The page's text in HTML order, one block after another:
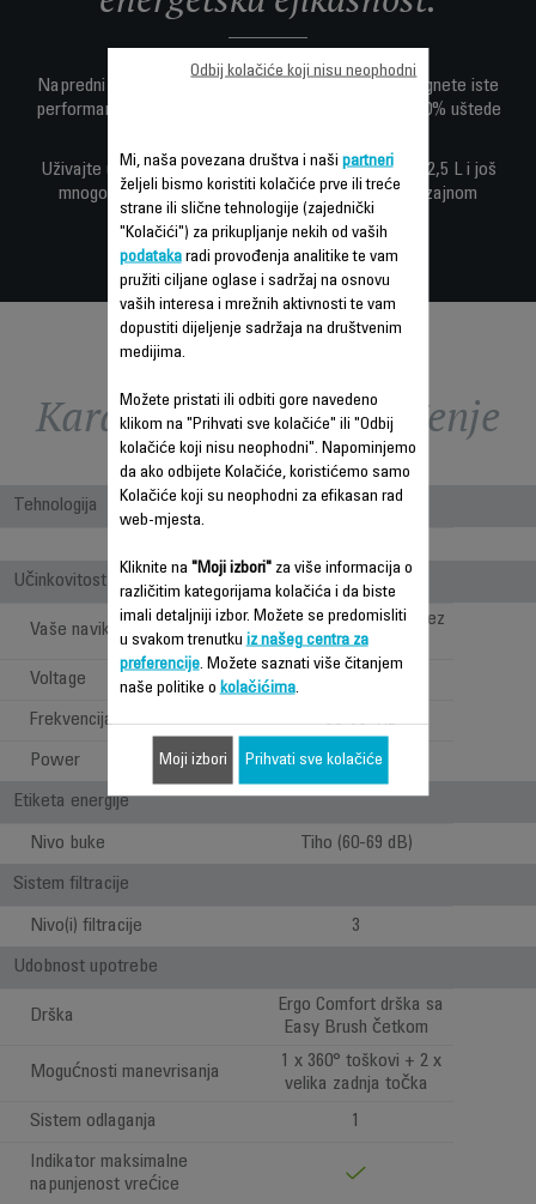
Napredni Effitech® motor vam omogućava da postignete iste
performanse kao Rowenta 900 W max kanister uz 40% uštede
Uživajte u tihom čišćenju, XXL posudi za prašinu od 2,5 L i još
mnogo toga—zajedno sa ekološki osviještenim dizajnom
napravljenim od 67% reciklirane plastike.**
Karakteristike - Poređenje
Tehnologija
Učinkovitost
Vaše navike
Dubinsko čišćenje bez
ograničenja
Voltage
Frekvencija 50-60 Hz
Power 500 W
Etiketa energije
Nivo buke Tiho (60-69 dB)
Sistem filtracije
Nivo(i) filtracije 3
Udobnost upotrebe
Drška
Ergo Comfort drška sa
Easy Brush četkom
Mogućnosti manevrisanja
1 x 360° toškovi + 2 x
velika zadnja točka
Sistem odlaganja
1
Indikator maksimalne
napunjenost vrećice
Mi, naša povezana društva i naši partneri
željeli bismo koristiti kolačiće prve ili treće
strane ili slične tehnologije (zajednički
"Kolačići") za prikupljanje nekih od vaših
podatakaradi provođenja analitike te vam
pružiti ciljane oglase i sadržaj na osnovu
vaših interesa i mrežnih aktivnosti te vam
dopustiti dijeljenje sadržaja na društvenim
medijima.
Možete pristati ili odbiti gore navedeno
klikom na "Prihvati sve kolačiće" ili "Odbij
kolačiće koji nisu neophodni". Napominjemo
da ako odbijete Kolačiće, koristićemo samo
Kolačiće koji su neophodni za efikasan rad
web-mjesta.
Kliknite na "Moji izbori"za više informacija o
različitim kategorijama kolačića i da biste
imali detaljniji izbor. Možete se predomisliti
u svakom trenutku iz našeg centra za
preferencije. Možete saznati više čitanjem
naše politike o kolačićima.
Odbij kolačiće koji nisu neophodni
Moji izbori Prihvati sve kolačiće